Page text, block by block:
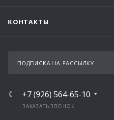
КОНТАКТЫ
ПОДПИСКА НА РАССЫЛКУ
+7 (926) 564-65-10
ЗАКАЗАТЬ ЗВОНОК